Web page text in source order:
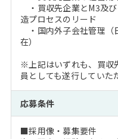
・買収先企業とM3及
造プロセスのリード
・国内外子会社管理（
在）
※上記はいずれも、買収
員としても遂行していた
応募条件
■採用像・募集要件